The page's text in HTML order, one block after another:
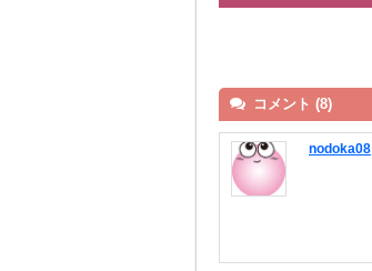
コメント (8)
nodoka08